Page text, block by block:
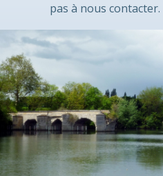
pas à nous contacter.